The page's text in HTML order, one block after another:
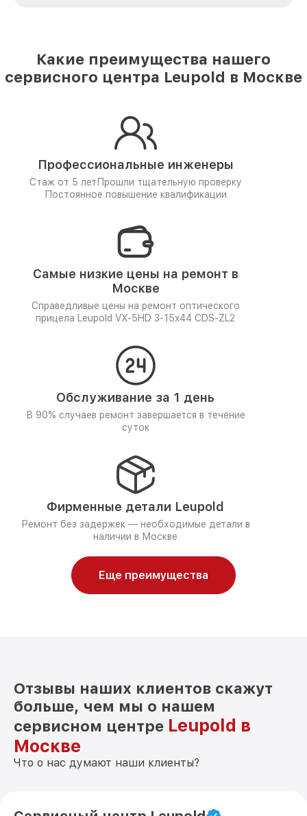
Какие преимущества нашего
сервисного центра Leupold в Москве
Профессиональные инженеры
Стаж от 5 лет Прошли тщательную проверку
Постоянное повышение квалификации
Самые низкие цены на ремонт в
Москве
Справедливые цены на ремонт оптического
прицела Leupold VX-5HD 3-15x44 CDS-ZL2
Обслуживание за 1 день
В 90% случаев ремонт завершается в течение
суток
Фирменные детали Leupold
Ремонт без задержек — необходимые детали в
наличии в Москве
Еще преимущества
Отзывы наших клиентов скажут
больше, чем мы о нашем
сервисном центре Leupold в
Москве
Что о нас думают наши клиенты?